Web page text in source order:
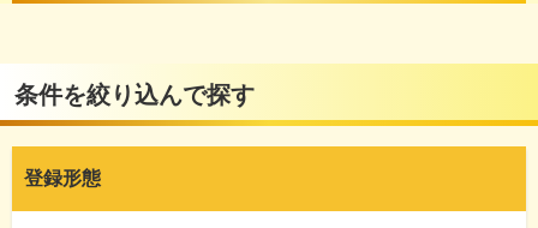
条件を絞り込んで探す
登録形態